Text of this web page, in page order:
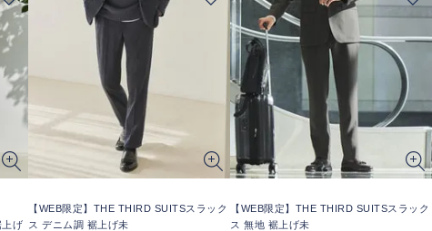
上げ
【WEB限定】THE THIRD SUITSスラック
ス デニム調 裾上げ未
【WEB限定】THE THIRD SUITSスラック
ス 無地 裾上げ未